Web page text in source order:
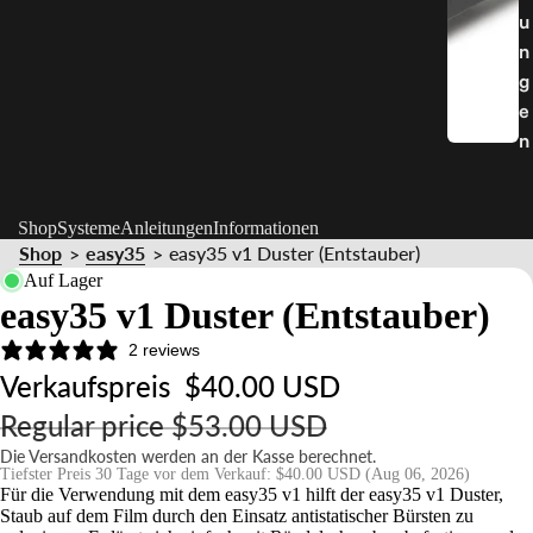
u
n
g
e
n
ShopSystemeAnleitungenInformationen
Shop > easy35 > easy35 v1 Duster (Entstauber)
Auf Lager
easy35 v1 Duster (Entstauber)
2 reviews
Verkaufspreis $40.00 USD
Regular price$53.00 USD
Die Versandkosten werden an der Kasse berechnet.
Tiefster Preis 30 Tage vor dem Verkauf: $40.00 USD (Aug 06, 2026)
Für die Verwendung mit dem easy35 v1 hilft der easy35 v1 Duster,
Staub auf dem Film durch den Einsatz antistatischer Bürsten zu